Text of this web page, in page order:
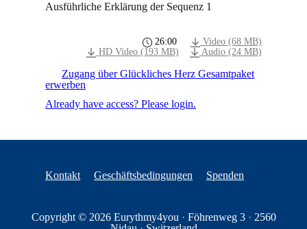
Ausführliche Erklärung der Sequenz 1
26:00
Video (68 MB)
HD Video (193 MB)
Audio (24 MB)
Zugang über Glückliches Herz Gesamtpaket
erwerben
Already have access? Please login.
Kontakt Geschäftsbedingungen Spenden
Copyright © 2026 Eurythmy4you · Föhrenweg 3 · 2560